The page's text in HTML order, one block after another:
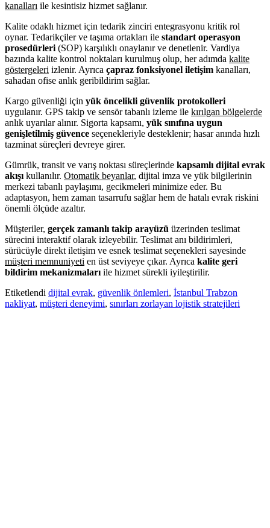
kanalları ile kesintisiz hizmet sağlanır.
Kalite odaklı hizmet için tedarik zinciri entegrasyonu kritik rol
oynar. Tedarikçiler ve taşıma ortakları ile standart operasyon
prosedürleri (SOP) karşılıklı onaylanır ve denetlenir. Vardiya
bazında kalite kontrol noktaları kurulmuş olup, her adımda kalite
göstergeleri izlenir. Ayrıca çapraz fonksiyonel iletişim kanalları,
sahadan ofise anlık geribildirim sağlar.
Kargo güvenliği için yük öncelikli güvenlik protokolleri
uygulanır. GPS takip ve sensör tabanlı izleme ile kırılgan bölgelerde
anlık uyarılar alınır. Sigorta kapsamı, yük sınıfına uygun
genişletilmiş güvence seçenekleriyle desteklenir; hasar anında hızlı
tazminat süreçleri devreye girer.
Gümrük, transit ve varış noktası süreçlerinde kapsamlı dijital evrak
akışı kullanılır. Otomatik beyanlar, dijital imza ve yük bilgilerinin
merkezi tabanlı paylaşımı, gecikmeleri minimize eder. Bu
adaptasyon, hem zaman tasarrufu sağlar hem de hatalı evrak riskini
önemli ölçüde azaltır.
Müşteriler, gerçek zamanlı takip arayüzü üzerinden teslimat
sürecini interaktif olarak izleyebilir. Teslimat anı bildirimleri,
sürücüyle direkt iletişim ve esnek teslimat seçenekleri sayesinde
müşteri memnuniyeti en üst seviyeye çıkar. Ayrıca kalite geri
bildirim mekanizmaları ile hizmet sürekli iyileştirilir.
Etiketlendi dijital evrak, güvenlik önlemleri, İstanbul Trabzon
nakliyat, müşteri deneyimi, sınırları zorlayan lojistik stratejileri